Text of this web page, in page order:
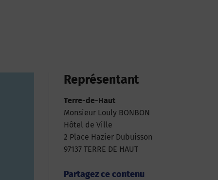
Représentant
Terre-de-Haut
Monsieur Louly BONBON
Hôtel de Ville
2 Place Hazier Dubuisson
97137 TERRE DE HAUT
Partagez ce contenu